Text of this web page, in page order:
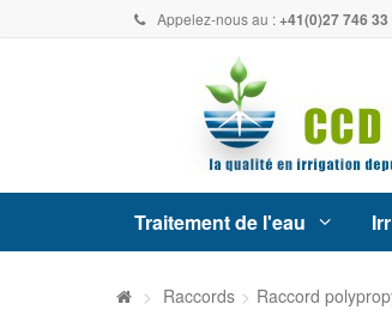
Appelez-nous au :+41(0)27 746 33
Traitement de l'eau
> Raccords > Raccord